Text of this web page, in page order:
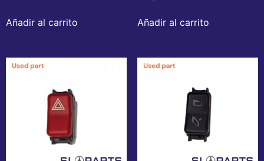
Añadir al carrito Añadir al carrito